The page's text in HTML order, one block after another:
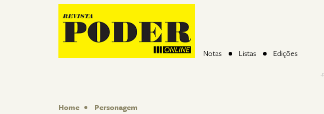
Notas Listas Edições
-
Home Personagem